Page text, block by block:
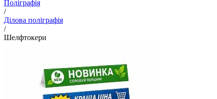
Поліграфія
/
Ділова поліграфія
/
Шелфтокери